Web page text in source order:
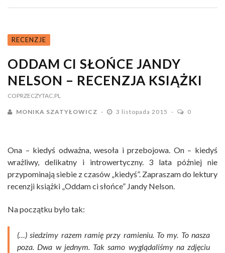
RECENZJE
ODDAM CI SŁOŃCE JANDY
NELSON – RECENZJA KSIĄŻKI
COPRZECZYTAC.PL
MONIKA SZATYŁOWICZ 3 listopada 2015 0
Ona – kiedyś odważna, wesoła i przebojowa. On – kiedyś
wrażliwy, delikatny i introwertyczny. 3 lata później nie
przypominają siebie z czasów „kiedyś”. Zapraszam do lektury
recenzji książki „Oddam ci słońce” Jandy Nelson.
Na początku było tak:
(…) siedzimy razem ramię przy ramieniu. To my. To nasza
poza. Dwa w jednym. Tak samo wyglądaliśmy na zdjęciu